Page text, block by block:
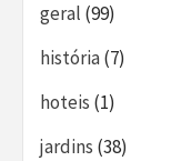
geral (99)
história(7)
hoteis (1)
jardins (38)